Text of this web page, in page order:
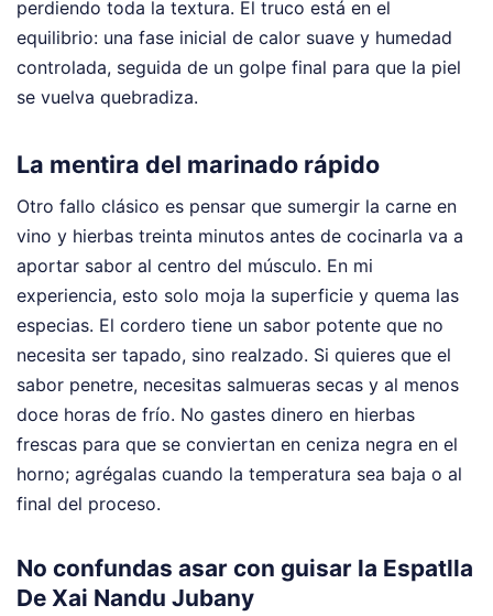
perdiendo toda la textura. El truco está en el
equilibrio: una fase inicial de calor suave y humedad
controlada, seguida de un golpe final para que la piel
se vuelva quebradiza.
La mentira del marinado rápido
Otro fallo clásico es pensar que sumergir la carne en
vino y hierbas treinta minutos antes de cocinarla va a
aportar sabor al centro del músculo. En mi
experiencia, esto solo moja la superficie y quema las
especias. El cordero tiene un sabor potente que no
necesita ser tapado, sino realzado. Si quieres que el
sabor penetre, necesitas salmueras secas y al menos
doce horas de frío. No gastes dinero en hierbas
frescas para que se conviertan en ceniza negra en el
horno; agrégalas cuando la temperatura sea baja o al
final del proceso.
No confundas asar con guisar la Espatlla
De Xai Nandu Jubany